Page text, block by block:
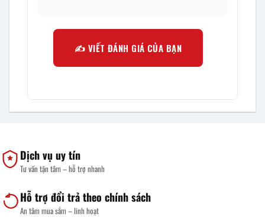
✍️ VIẾT ĐÁNH GIÁ CỦA BẠN
Dịch vụ uy tín
Tư vấn tận tâm – hỗ trợ nhanh
Hỗ trợ đổi trả theo chính sách
An tâm mua sắm – linh hoạt